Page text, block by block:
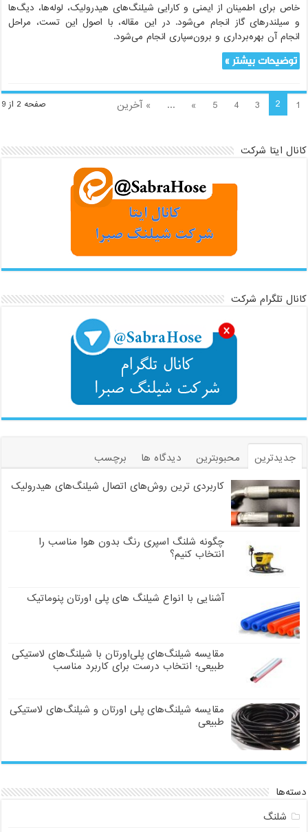
خاص برای اطمینان از ایمنی و کارایی شیلنگ‌های هیدرولیک، لوله‌ها، دیگ‌ها
و سیلندرهای گاز انجام می‌شود. در این مقاله، با اصول این تست، مراحل
انجام آن بهره‌برداری و برون‌سپاری انجام می‌شود.
توضیحات بیشتر »
صفحه 2 از 9 1
2
3
4
5
»
... » آخرین
کانال ایتا شرکت
کانال تلگرام شرکت
جدیدترین محبوبترین دیدگاه ها
برچسب
کاربردی ترین روش‌های اتصال شیلنگ‌های هیدرولیک
چگونه شلنگ اسپری رنگ بدون هوا مناسب را
انتخاب کنیم؟
آشنایی با انواع شیلنگ های پلی اورتان پنوماتیک
مقایسه شیلنگ‌های پلی‌اورتان با شیلنگ‌های لاستیکی
طبیعی؛ انتخاب درست برای کاربرد مناسب
مقایسه شیلنگ‌های پلی اورتان و شیلنگ‌های لاستیکی
طبیعی
دسته‌ها
شلنگ